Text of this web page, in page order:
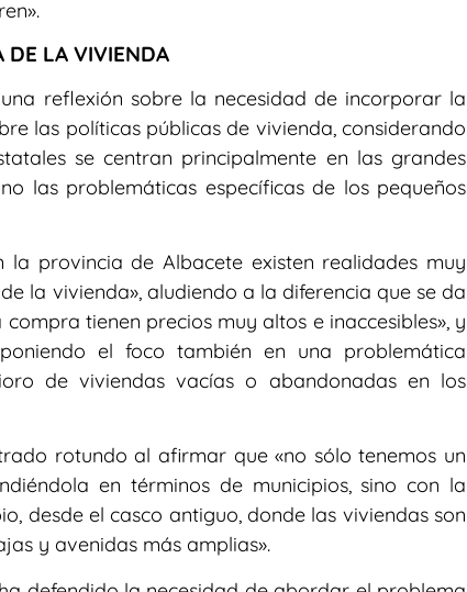
DE LA VIVIENDA
reflexión sobre la necesidad de incorporar la
las políticas públicas de vivienda, considerando
se centran principalmente en las grandes
las problemáticas específicas de los pequeños
la provincia de Albacete existen realidades muy
la vivienda», aludiendo a la diferencia que se da
tienen precios muy altos e inaccesibles», y
el foco también en una problemática
de viviendas vacías o abandonadas en los
rotundo al afirmar que «no sólo tenemos un
en términos de municipios, sino con la
desde el casco antiguo, donde las viviendas son
y avenidas más amplias».